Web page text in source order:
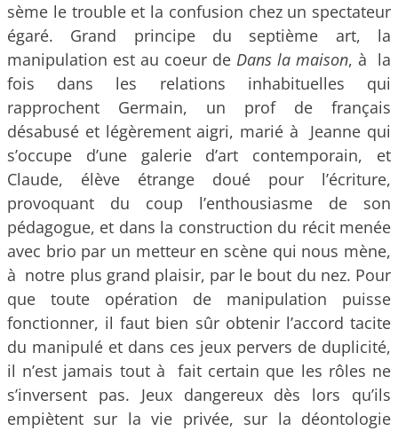
sème le trouble et la confusion chez un spectateur
égaré. Grand principe du septième art, la
manipulation est au coeur de Dans la maison, à la
fois dans les relations inhabituelles qui
rapprochent Germain, un prof de français
désabusé et légèrement aigri, marié à Jeanne qui
s’occupe d’une galerie d’art contemporain, et
Claude, élève étrange doué pour l’écriture,
provoquant du coup l’enthousiasme de son
pédagogue, et dans la construction du récit menée
avec brio par un metteur en scène qui nous mène,
à notre plus grand plaisir, par le bout du nez. Pour
que toute opération de manipulation puisse
fonctionner, il faut bien sûr obtenir l’accord tacite
du manipulé et dans ces jeux pervers de duplicité,
il n’est jamais tout à fait certain que les rôles ne
s’inversent pas. Jeux dangereux dès lors qu’ils
empiètent sur la vie privée, sur la déontologie